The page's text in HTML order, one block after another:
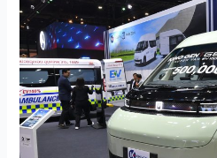
to
know
Farizon
SuperVan,
an
electric
van